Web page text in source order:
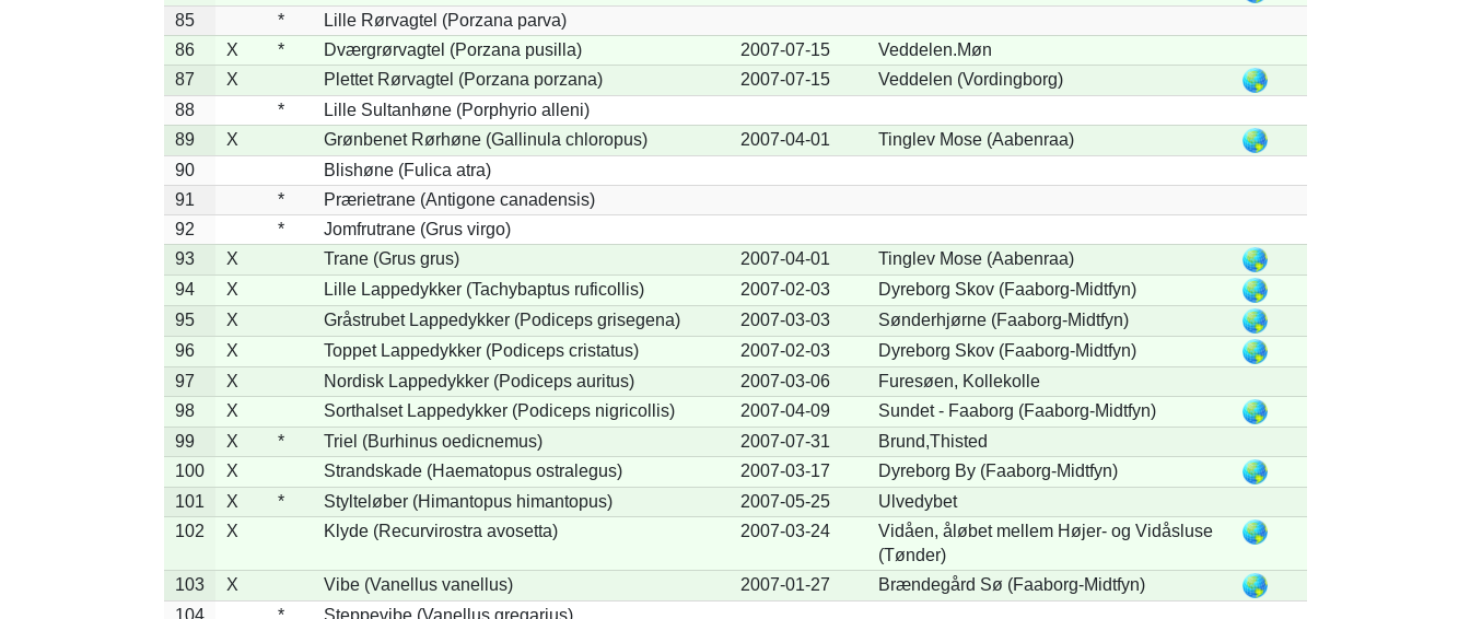
85
*
Lille Rørvagtel (Porzana parva)
86
X * Dværgrørvagtel (Porzana pusilla) 2007-07-15
Veddelen.Møn
87
X Plettet Rørvagtel (Porzana porzana) 2007-07-15
Veddelen (Vordingborg)
88
*
Lille Sultanhøne (Porphyrio alleni)
89
X Grønbenet Rørhøne (Gallinula chloropus) 2007-04-01
Tinglev Mose (Aabenraa)
90
Blishøne (Fulica atra)
91
*
Prærietrane (Antigone canadensis)
92
*
Jomfrutrane (Grus virgo)
93
X Trane (Grus grus) 2007-04-01
Tinglev Mose (Aabenraa)
94
X Lille Lappedykker (Tachybaptus ruficollis) 2007-02-03
Dyreborg Skov (Faaborg-Midtfyn)
95
X Gråstrubet Lappedykker (Podiceps grisegena) 2007-03-03
Sønderhjørne (Faaborg-Midtfyn)
96
X Toppet Lappedykker (Podiceps cristatus) 2007-02-03
Dyreborg Skov (Faaborg-Midtfyn)
97
X Nordisk Lappedykker (Podiceps auritus) 2007-03-06
Furesøen, Kollekolle
98
X Sorthalset Lappedykker (Podiceps nigricollis) 2007-04-09
Sundet - Faaborg (Faaborg-Midtfyn)
99
X * Triel (Burhinus oedicnemus) 2007-07-31
Brund,Thisted
100
X Strandskade (Haematopus ostralegus) 2007-03-17
Dyreborg By (Faaborg-Midtfyn)
101
X * Stylteløber (Himantopus himantopus) 2007-05-25
Ulvedybet
102
X Klyde (Recurvirostra avosetta) 2007-03-24
Vidåen, åløbet mellem Højer- og Vidåsluse
(Tønder)
103
X Vibe (Vanellus vanellus) 2007-01-27
Brændegård Sø (Faaborg-Midtfyn)
104
* Steppevibe (Vanellus gregarius)